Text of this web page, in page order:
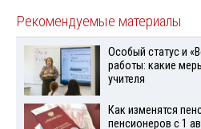
Рекомендуемые материалы
Особый статус и
работы: какие
учителя
Как изменятся
пенсионеров с 1